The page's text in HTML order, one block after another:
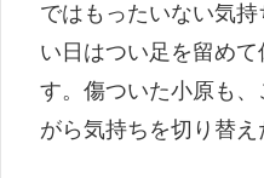
ではもったいない気
い日はつい足を留め
す。傷ついた小原も
がら気持ちを切り替え